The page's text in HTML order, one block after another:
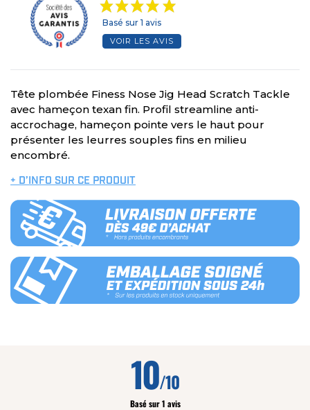
Basé sur 1 avis
VOIR LES AVIS
Tête plombée Finess Nose Jig Head Scratch Tackle
avec hameçon texan fin. Profil streamline anti-
accrochage, hameçon pointe vers le haut pour
présenter les leurres souples fins en milieu
encombré.
+ D’INFO SUR CE PRODUIT
10/10
Basé sur 1 avis